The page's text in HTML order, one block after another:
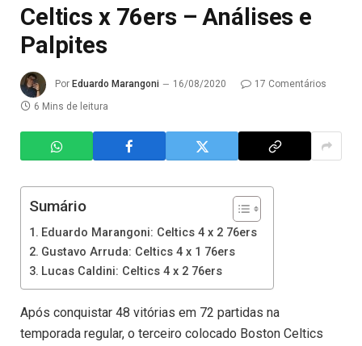
Celtics x 76ers – Análises e
Palpites
Por Eduardo Marangoni 16/08/2020
17 Comentários
6 Mins de leitura
Sumário
Eduardo Marangoni: Celtics 4 x 2 76ers
Gustavo Arruda: Celtics 4 x 1 76ers
Lucas Caldini: Celtics 4 x 2 76ers
Após conquistar 48 vitórias em 72 partidas na
temporada regular, o terceiro colocado Boston Celtics